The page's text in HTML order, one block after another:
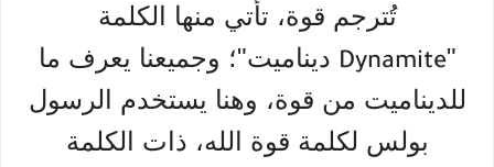
تُترجم قوة، تأتي منها الكلمة
"
Dynamite ديناميت"؛ وجميعنا يعرف ما
للديناميت من قوة، وهنا يستخدم الرسول
بولس لكلمة قوة الله، ذات الكلمة